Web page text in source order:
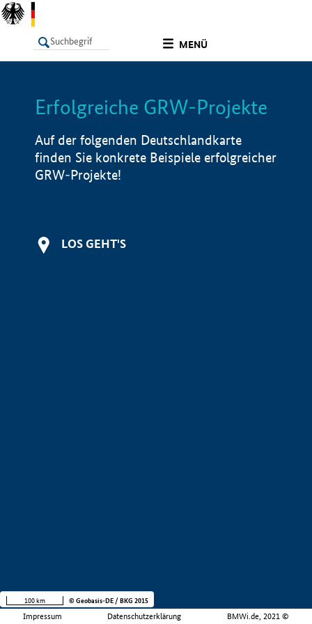
MENÜ
LISTE Info
Erfolgreiche GRW-Projekte
Auf der folgenden Deutschlandkarte
finden Sie konkrete Beispiele erfolgreicher
GRW-Projekte!
LOS GEHT'S
Impressum Datenschutzerklärung BMWi.de, 2021 ©
100 km © Geobasis-DE / BKG 2015